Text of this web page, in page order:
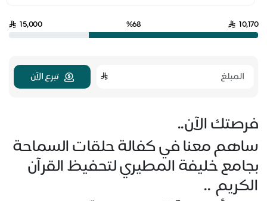
10,170
%68
15,000
تبرع الآن
فرصتك الآن..
ساهم معنا في كفالة حلقات السماحة
بجامع خليفة المطيري لتحفيظ القرآن
الكريم ..